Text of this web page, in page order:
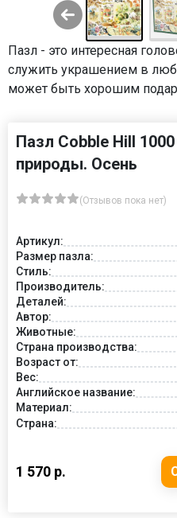
Пазл - это интересная
служить украшением в
может быть хорошим
Пазл Cobble Hill
природы. Осень
(Отзывов пока нет)
Артикул:
Размер пазла:
Стиль:
Производитель:
Деталей:
Автор:
Животные:
Страна производства:
Возраст от:
Вес:
Английское название:
Материал:
Страна:
1 570 р.